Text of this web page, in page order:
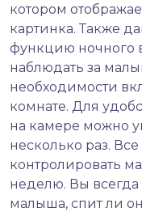
котором
картинка. Также
функцию ночного
наблюдать за
необходимости
комнате. Для
на камере можно
несколько раз.
контролировать
неделю. Вы всегда
малыша, спит ли